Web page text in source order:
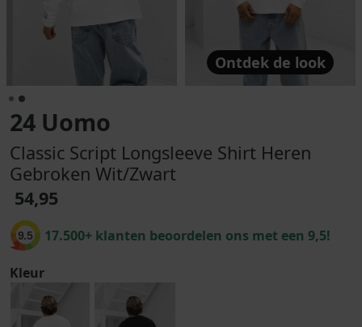
Ontdek de look
24 Uomo
Classic Script Longsleeve Shirt Heren
Gebroken Wit/Zwart
54,95
9.5 17.500+ klanten beoordelen ons met een 9,5!
Kleur